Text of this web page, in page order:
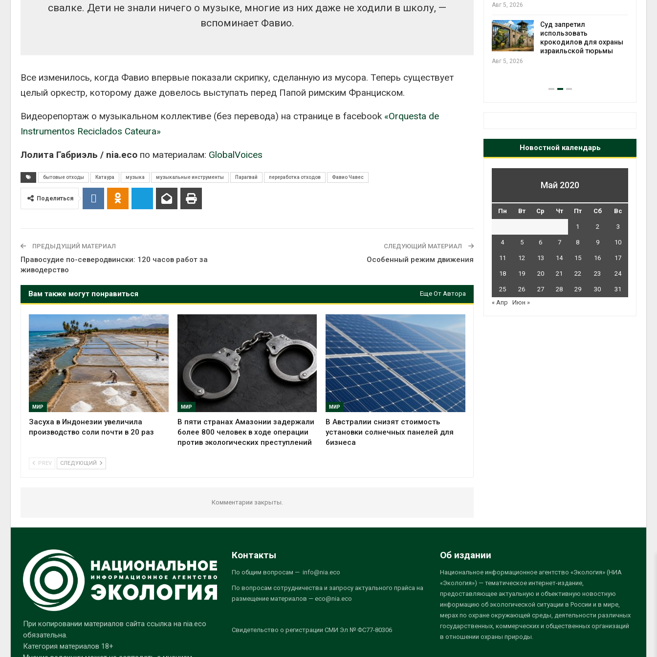
свалке. Дети не знали ничего о музыке, многие из них даже не ходили в школу, —
вспоминает Фавио.
Все изменилось, когда Фавио впервые показали скрипку, сделанную из мусора. Теперь существует
целый оркестр, которому даже довелось выступать перед Папой римским Франциском.
Видеорепортаж о музыкальном коллективе (без перевода) на странице в facebook «Orquesta de
Instrumentos Reciclados Cateura»
Лолита Габриэль / nia.eco по материалам: GlobalVoices
бытовые отходы Катаура музыка музыкальные инструменты Парагвай переработка отходов Фавио Чавес
Поделиться
ПРЕДЫДУЩИЙ МАТЕРИАЛ
Правосудие по-северодвински: 120 часов работ за
живодерство
СЛЕДУЮЩИЙ МАТЕРИАЛ
Особенный режим движения
Вам также могут понравиться Еще От Автора
МИР
Засуха в Индонезии увеличила
производство соли почти в 20 раз
МИР
В пяти странах Амазонии задержали
более 800 человек в ходе операции
против экологических преступлений
МИР
В Австралии снизят стоимость
установки солнечных панелей для
бизнеса
PREV СЛЕДУЮЩИЙ
Комментарии закрыты.
Авг 5, 2026
Микропластик
ближайшее время
Авг 6, 2026
Авг 5, 2026
Суд запретил
использовать
крокодилов для охраны
израильской тюрьмы
Авг 5, 2026
Новостной календарь
Май 2020
Пн Вт Ср Чт Пт Сб Вс
1 2 3
4 5 6 7 8 9 10
11 12 13 14 15 16 17
18 19 20 21 22 23 24
25 26 27 28 29 30
31
« Апр
Июн »
При копировании материалов сайта ссылка на nia.eco
обязательна.
Категория материалов 18+
Контакты
По общим вопросам — info@nia.eco
По вопросам сотрудничества и запросу актуального прайса на
размещение материалов — eco@nia.eco
Свидетельство о регистрации СМИ Эл № ФС77-80306
Об издании
Национальное информационное агентство «Экология» (НИА
«Экология») — тематическое интернет-издание,
предоставляющее актуальную и объективную новостную
информацию об экологической ситуации в России и в мире,
мерах по охране окружающей среды, деятельности различных
государственных, коммерческих и общественных организаций
в отношении охраны природы.